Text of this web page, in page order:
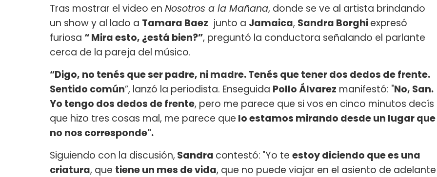
Tras mostrar el video en Nosotros a la Mañana, donde se ve al artista brindando
un show y al lado a Tamara Baez junto a Jamaica, Sandra Borghiexpresó
furiosa “ Mira esto, ¿está bien?”, preguntó la conductora señalando el parlante
cerca de la pareja del músico.
“Digo, no tenés que ser padre, ni madre. Tenés que tener dos dedos de frente.
Sentido común”, lanzó la periodista. Enseguida Pollo Álvarez manifestó: "No, San.
Yo tengo dos dedos de frente, pero me parece que si vos en cinco minutos decís
que hizo tres cosas mal, me parece que lo estamos mirando desde un lugar que
no nos corresponde".
Siguiendo con la discusión, Sandra contestó: "Yo te estoy diciendo que es una
criatura, que tiene un mes de vida, que no puede viajar en el asiento de adelante